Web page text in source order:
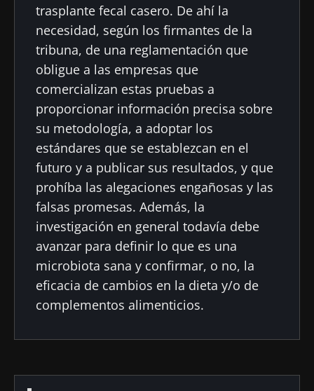
trasplante fecal casero. De ahí la
necesidad, según los firmantes de la
tribuna, de una reglamentación que
obligue a las empresas que
comercializan estas pruebas a
proporcionar información precisa sobre
su metodología, a adoptar los
estándares que se establezcan en el
futuro y a publicar sus resultados, y que
prohíba las alegaciones engañosas y las
falsas promesas. Además, la
investigación en general todavía debe
avanzar para definir lo que es una
microbiota sana y confirmar, o no, la
eficacia de cambios en la dieta y/o de
complementos alimenticios.